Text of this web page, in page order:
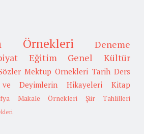
Örnekleri
Deneme
Eğitim Genel Kültür
Mektup Örnekleri Tarih Ders
Deyimlerin Hikayeleri
Kitap
Makale Örnekleri Şiir Tahlilleri